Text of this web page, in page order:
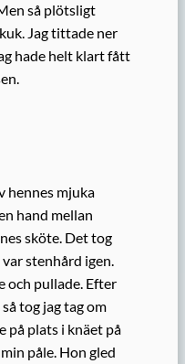
så plötsligt
Jag tittade ner
hade helt klart fått
hennes mjuka
hand mellan
sköte. Det tog
stenhård igen.
och pullade. Efter
tog jag tag om
på plats i knäet på
påle. Hon gled